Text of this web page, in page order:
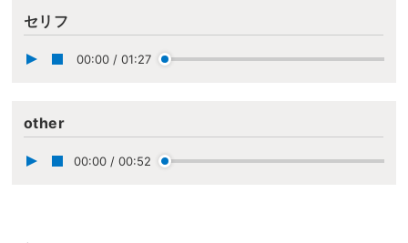
セリフ
00:00 / 01:27
other
00:00 / 00:52